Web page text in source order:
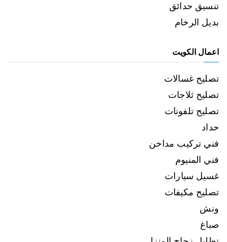
تنسيق حدائق
بديل الرخام
اعمال الكويت
تصليح غسالات
تصليح ثلاجات
تصليح تلفونات
حداد
فني تركيب مداخن
فني المنيوم
غسيل سيارات
تصليح مكيفات
ونش
صباغ